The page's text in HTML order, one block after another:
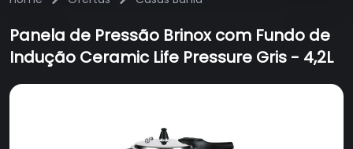
Panela de Pressão Brinox com Fundo de
Indução Ceramic Life Pressure Gris - 4,2L